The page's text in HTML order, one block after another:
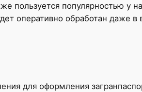
пользуется популярностью у
оперативно обработан даже в
для оформления